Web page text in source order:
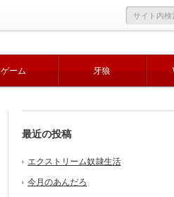
ゲーム 牙狼
最近の投稿
エクストリーム奴隷生活
今月のあんだろ